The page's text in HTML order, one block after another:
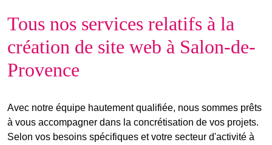
Tous nos services relatifs à la
création de site web à Salon-de-
Provence
Avec notre équipe hautement qualifiée, nous sommes prêts
à vous accompagner dans la concrétisation de vos projets.
Selon vos besoins spécifiques et votre secteur d'activité à